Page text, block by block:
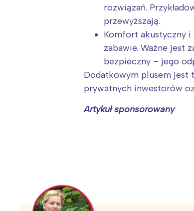
rozwiązań.
przewyższają.
Komfort akustyczny i
zabawie. Ważne jest
bezpieczny – jego
Dodatkowym plusem jest
prywatnych inwestorów
Artykuł sponsorowany